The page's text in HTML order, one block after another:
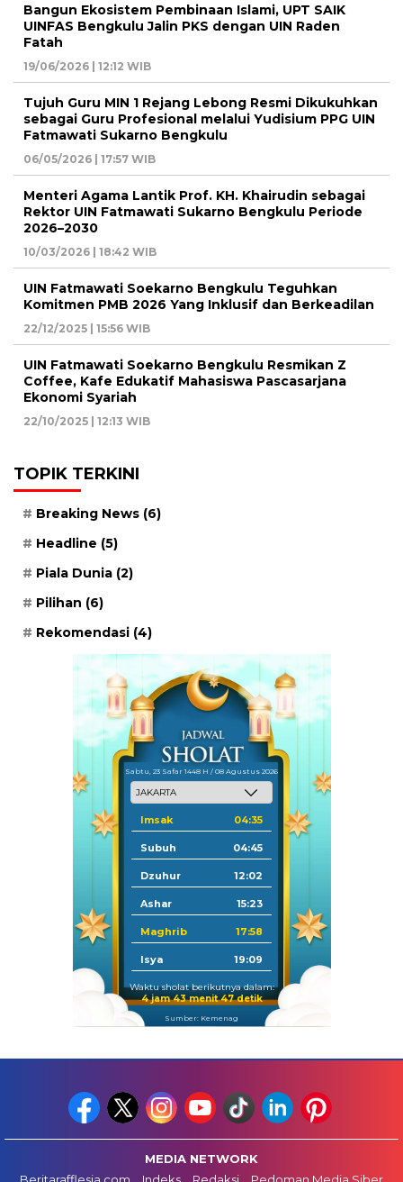
Bangun Ekosistem Pembinaan Islami, UPT SAIK
UINFAS Bengkulu Jalin PKS dengan UIN Raden
Fatah
19/06/2026 | 12:12 WIB
Tujuh Guru MIN 1 Rejang Lebong Resmi Dikukuhkan
sebagai Guru Profesional melalui Yudisium PPG UIN
Fatmawati Sukarno Bengkulu
06/05/2026 | 17:57 WIB
Menteri Agama Lantik Prof. KH. Khairudin sebagai
Rektor UIN Fatmawati Sukarno Bengkulu Periode
2026–2030
10/03/2026 | 18:42 WIB
UIN Fatmawati Soekarno Bengkulu Teguhkan
Komitmen PMB 2026 Yang Inklusif dan Berkeadilan
22/12/2025 | 15:56 WIB
UIN Fatmawati Soekarno Bengkulu Resmikan Z
Coffee, Kafe Edukatif Mahasiswa Pascasarjana
Ekonomi Syariah
22/10/2025 | 12:13 WIB
TOPIK TERKINI
Breaking News (6)
Headline (5)
Piala Dunia (2)
Pilihan (6)
Rekomendasi (4)
Sabtu, 23 Safar 1448 H / 08 Agustus 2026
Imsak 04:35
Subuh 04:45
Dzuhur 12:02
Ashar 15:23
Maghrib 17:58
Isya 19:09
Waktu sholat berikutnya dalam:
4 jam 43 menit 47 detik
Sumber: Kemenag
MEDIA NETWORK
Beritarafflesia.com
Indeks Redaksi Pedoman Media Siber